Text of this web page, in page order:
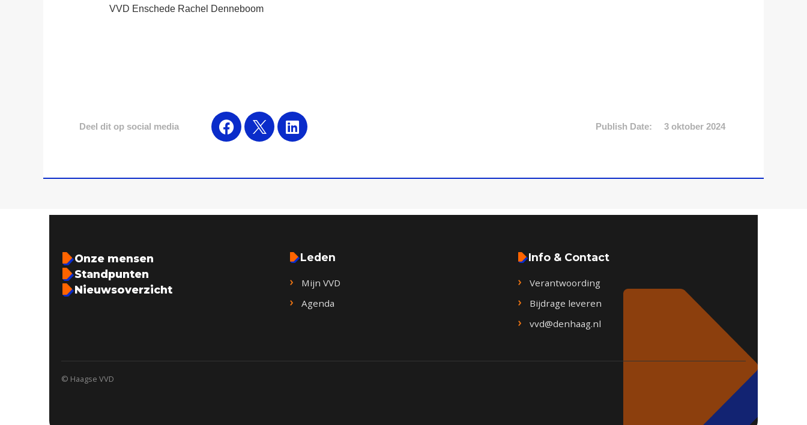
VVD Enschede Rachel Denneboom
Deel dit op social media Publish Date: 3 oktober 2024
Onze mensen
Standpunten
Nieuwsoverzicht
Leden
Mijn VVD
Agenda
Info & Contact
Verantwoording
Bijdrage leveren
vvd@denhaag.nl
© Haagse VVD